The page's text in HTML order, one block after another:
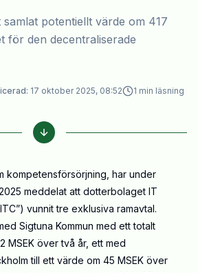
potentiellt värde om 417
för den decentraliserade
17 oktober 2025, 08:52 1 min läsning
kompetensförsörjning, har under
meddelat att dotterbolaget IT
vunnit tre exklusiva ramavtal.
Sigtuna Kommun med ett totalt
MSEK över två år, ett med
till ett värde om 45 MSEK över